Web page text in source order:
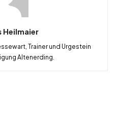
Heilmaier
Trainer und Urgestein
Altenerding.